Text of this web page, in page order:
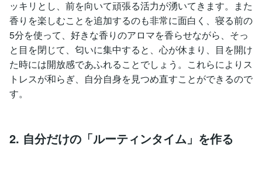
ッキリとし、前を向いて頑張る活力が湧いてきます。また
香りを楽しむことを追加するのも非常に面白く、寝る前の
5分を使って、好きな香りのアロマを香らせながら、そっ
と目を閉じて、匂いに集中すると、心が休まり、目を開け
た時には開放感であふれることでしょう。これらによりス
トレスが和らぎ、自分自身を見つめ直すことができるので
す。
2. 自分だけの「ルーティンタイム」を作る